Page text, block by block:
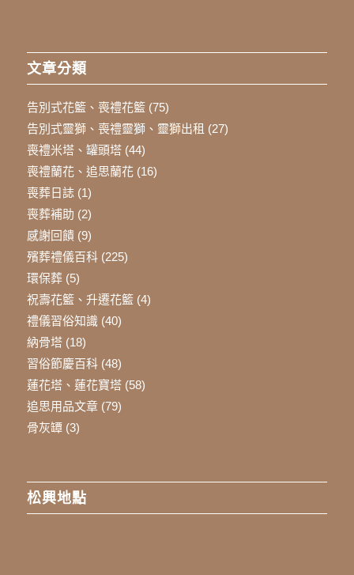
文章分類
告別式花籃、喪禮花籃(75)
告別式靈獅、喪禮靈獅、靈獅出租 (27)
喪禮米塔、罐頭塔(44)
喪禮蘭花、追思蘭花(16)
喪葬日誌(1)
喪葬補助 (2)
感謝回饋(9)
殯葬禮儀百科(225)
環保葬(5)
祝壽花籃、升遷花籃(4)
禮儀習俗知識(40)
納骨塔(18)
習俗節慶百科(48)
蓮花塔、蓮花寶塔(58)
追思用品文章(79)
骨灰罈(3)
松興地點